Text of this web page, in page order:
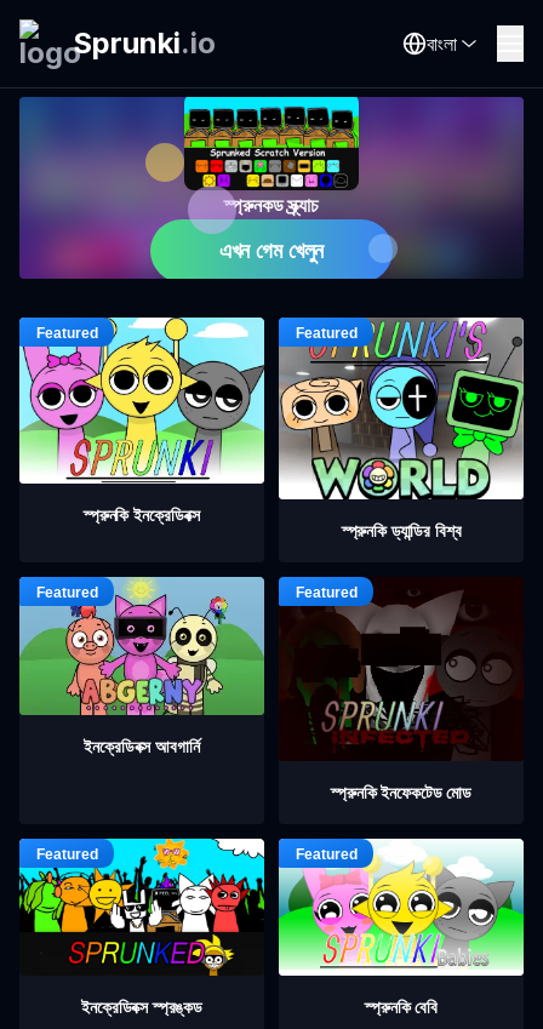
Sprunki.io বাংলা
স্প্রুনকড স্ক্র্যাচ
এখন গেম খেলুন
স্প্রুনকি ইনক্রেডিবক্স
স্প্রুনকি ড্যান্ডির বিশ্ব
ইনক্রেডিবক্স আবগার্নি
স্প্রুনকি ইনফেকটেড মোড
ইনক্রেডিবক্স স্প্রঙ্কড স্প্রুনকি বেবি